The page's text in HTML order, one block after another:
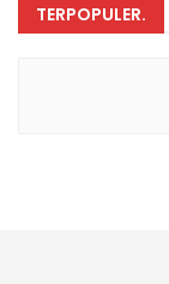
TERPOPULER.